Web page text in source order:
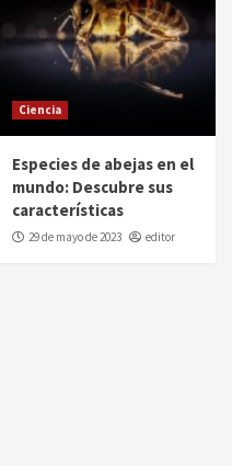
Ciencia
Especies de abejas en el
mundo: Descubre sus
características
29 de mayo de 2023 editor